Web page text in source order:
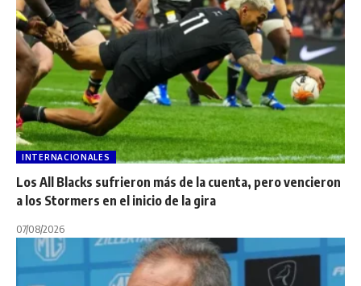
INTERNACIONALES
Los All Blacks sufrieron más de la cuenta, pero vencieron
a los Stormers en el inicio de la gira
07/08/2026